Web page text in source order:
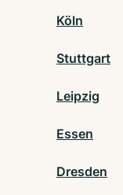
Köln
Stuttgart
Leipzig
Essen
Dresden